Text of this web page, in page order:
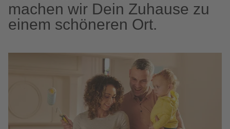
machen wir Dein Zuhause zu
einem schöneren Ort.